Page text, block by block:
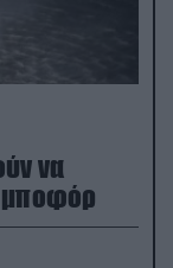
να
μποφόρ